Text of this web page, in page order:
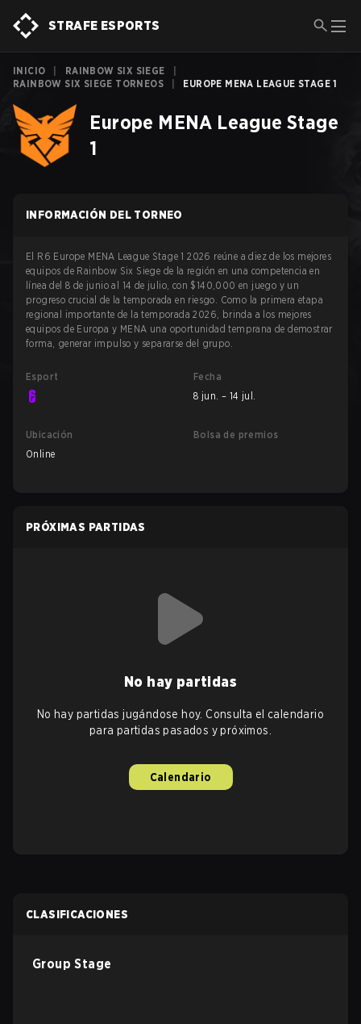
STRAFE ESPORTS
INICIO RAINBOW SIX SIEGE
RAINBOW SIX SIEGE TORNEOS
EUROPE MENA LEAGUE STAGE 1
Europe MENA League Stage
1
INFORMACIÓN DEL TORNEO
El R6 Europe MENA League Stage 1 2026 reúne a diez de los mejores
equipos de Rainbow Six Siege de la región en una competencia en
línea del 8 de junio al 14 de julio, con $140,000 en juego y un
progreso crucial de la temporada en riesgo. Como la primera etapa
regional importante de la temporada 2026, brinda a los mejores
equipos de Europa y MENA una oportunidad temprana de demostrar
forma, generar impulso y separarse del grupo.
Esport
Fecha
8 jun. – 14 jul.
Ubicación
Online
Bolsa de premios
PRÓXIMAS PARTIDAS
No hay partidas
No hay partidas jugándose hoy. Consulta el calendario
para partidas pasados y próximos.
Calendario
CLASIFICACIONES
Group Stage